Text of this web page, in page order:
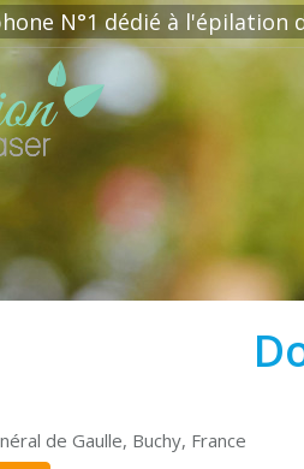
N°1 dédié à l'épilation
de Gaulle, Buchy, France